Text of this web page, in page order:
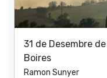
31 de Desembre
Boires
Ramon Sunyer